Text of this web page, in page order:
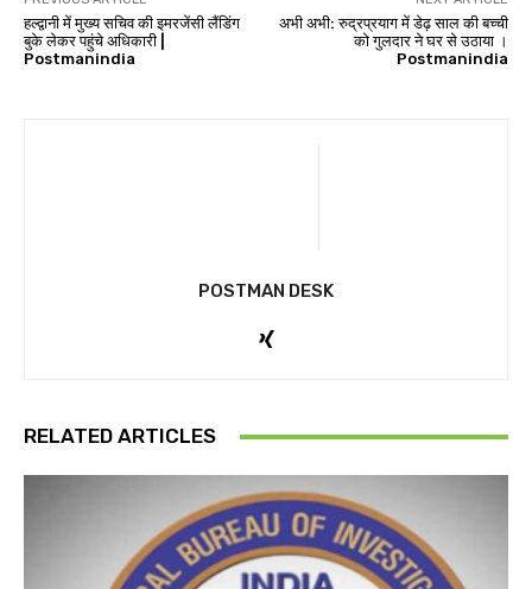
हल्द्वानी में मुख्य सचिव की इमरजेंसी लैंडिंग
बुके लेकर पहुंचे अधिकारी |
Postmanindia
अभी अभी: रुद्रप्रयाग में डेढ़ साल की बच्ची
को गुलदार ने घर से उठाया ।
Postmanindia
POSTMAN DESK
RELATED ARTICLES